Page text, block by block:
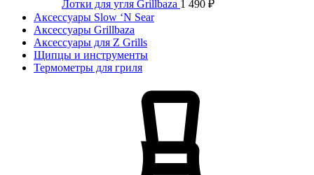
Лотки для угля Grillbaza 1 490 ₽
Аксессуары Slow ‘N Sear
Аксессуары Grillbaza
Аксессуары для Z Grills
Щипцы и инструменты
Термометры для гриля